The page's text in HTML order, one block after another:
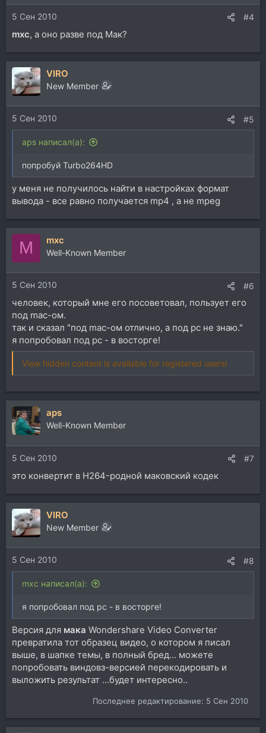
5 Сен 2010 #4
mxc, а оно разве под Мак?
VIRO
New Member
5 Сен 2010 #5
aps написал(а):
попробуй Turbo264HD
у меня не получилось найти в настройках формат
вывода - все равно получается mp4 , а не mpeg
M mxc
Well-Known Member
5 Сен 2010 #6
человек, который мне его посоветовал, пользует его
под mac-ом.
так и сказал "под mac-ом отлично, а под pc не знаю."
я попробовал под pc - в восторге!
View hidden content is available for registered users!
aps
Well-Known Member
5 Сен 2010 #7
это конвертит в H264-родной маковский кодек
VIRO
New Member
5 Сен 2010 #8
mxc написал(а):
я попробовал под pc - в восторге!
Версия для мака Wondershare Video Converter
превратила тот образец видео, о котором я писал
выше, в шапке темы, в полный бред... можете
попробовать виндовз-версией перекодировать и
выложить результат ...будет интересно..
Последнее редактирование: 5 Сен 2010